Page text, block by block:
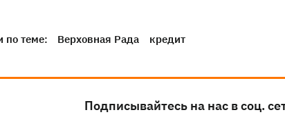
по теме: Верховная Рада кредит
Подписывайтесь на нас в соц.